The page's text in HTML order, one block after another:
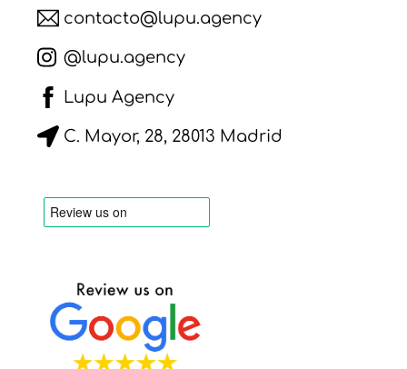
contacto@lupu.agency
@lupu.agency
Lupu Agency
C. Mayor, 28, 28013 Madrid